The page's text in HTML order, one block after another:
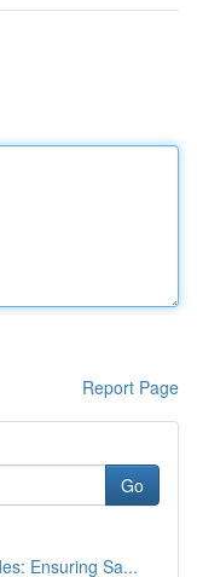
Report Page
Go
Ensuring Sa...